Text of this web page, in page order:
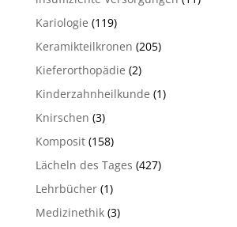
Kariologie (119)
Keramikteilkronen (205)
Kieferorthopädie (2)
Kinderzahnheilkunde (1)
Knirschen (3)
Komposit(158)
Lächeln des Tages (427)
Lehrbücher(1)
Medizinethik(3)